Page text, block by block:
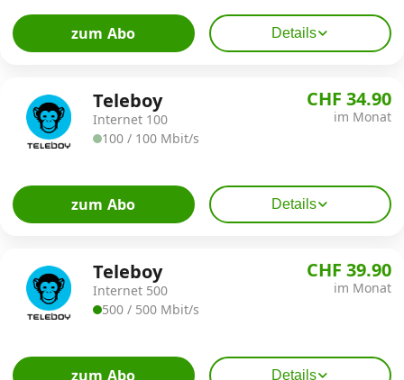
News
Forum
Datenschutz·AGB · Impressum
zum Abo Details
Teleboy
Internet 100
100 / 100 Mbit/s
CHF 34.90
im Monat
zum Abo Details
Teleboy
Internet 500
500 / 500 Mbit/s
CHF 39.90
im Monat
zum Abo Details